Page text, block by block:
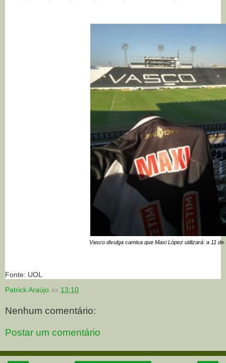
Vasco divulga camisa que Maxi López utilizará: a 11 de
Fonte: UOL
Patrick Araújo às 13:10
Nenhum comentário:
Postar um comentário